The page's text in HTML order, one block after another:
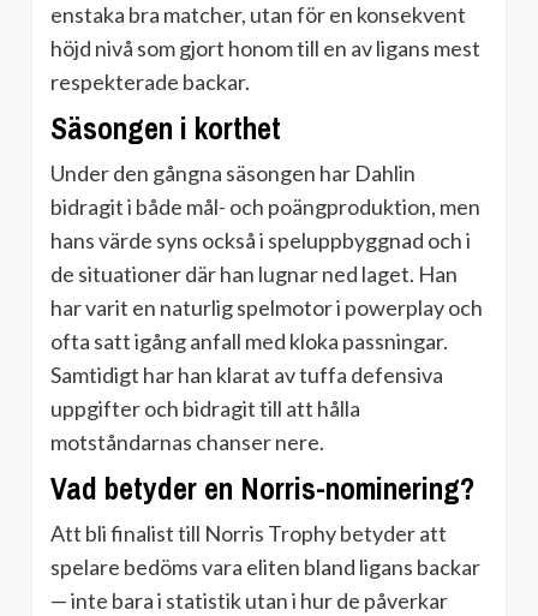
enstaka bra matcher, utan för en konsekvent
höjd nivå som gjort honom till en av ligans mest
respekterade backar.
Säsongen i korthet
Under den gångna säsongen har Dahlin
bidragit i både mål- och poängproduktion, men
hans värde syns också i speluppbyggnad och i
de situationer där han lugnar ned laget. Han
har varit en naturlig spelmotor i powerplay och
ofta satt igång anfall med kloka passningar.
Samtidigt har han klarat av tuffa defensiva
uppgifter och bidragit till att hålla
motståndarnas chanser nere.
Vad betyder en Norris-nominering?
Att bli finalist till Norris Trophy betyder att
spelare bedöms vara eliten bland ligans backar
— inte bara i statistik utan i hur de påverkar